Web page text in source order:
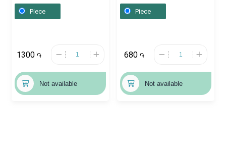
Piece
1300 ֏
Not available
Ռուսաստան
Piece
680 ֏
Not available